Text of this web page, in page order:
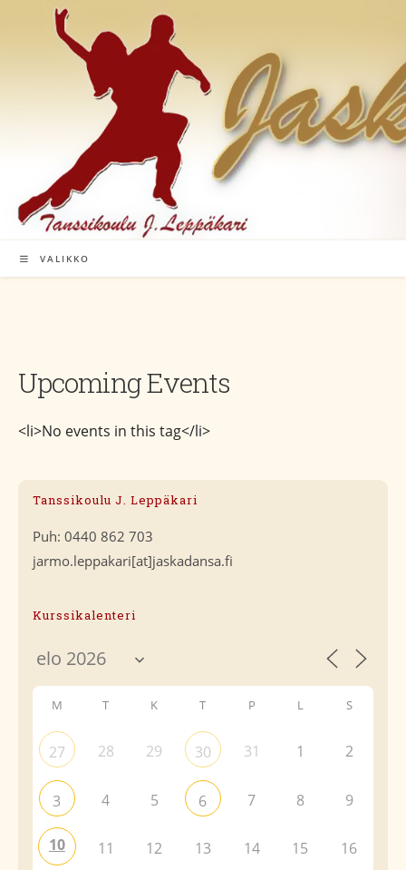
VALIKKO
Upcoming Events
<li>No events in this tag</li>
Tanssikoulu J. Leppäkari
Puh: 0440 862 703
jarmo.leppakari[at]jaskadansa.fi
Kurssikalenteri
M T K T P L S
27 28 29 30 31 1 2
3 4 5 6 7 8 9
10 11 12 13 14 15 16